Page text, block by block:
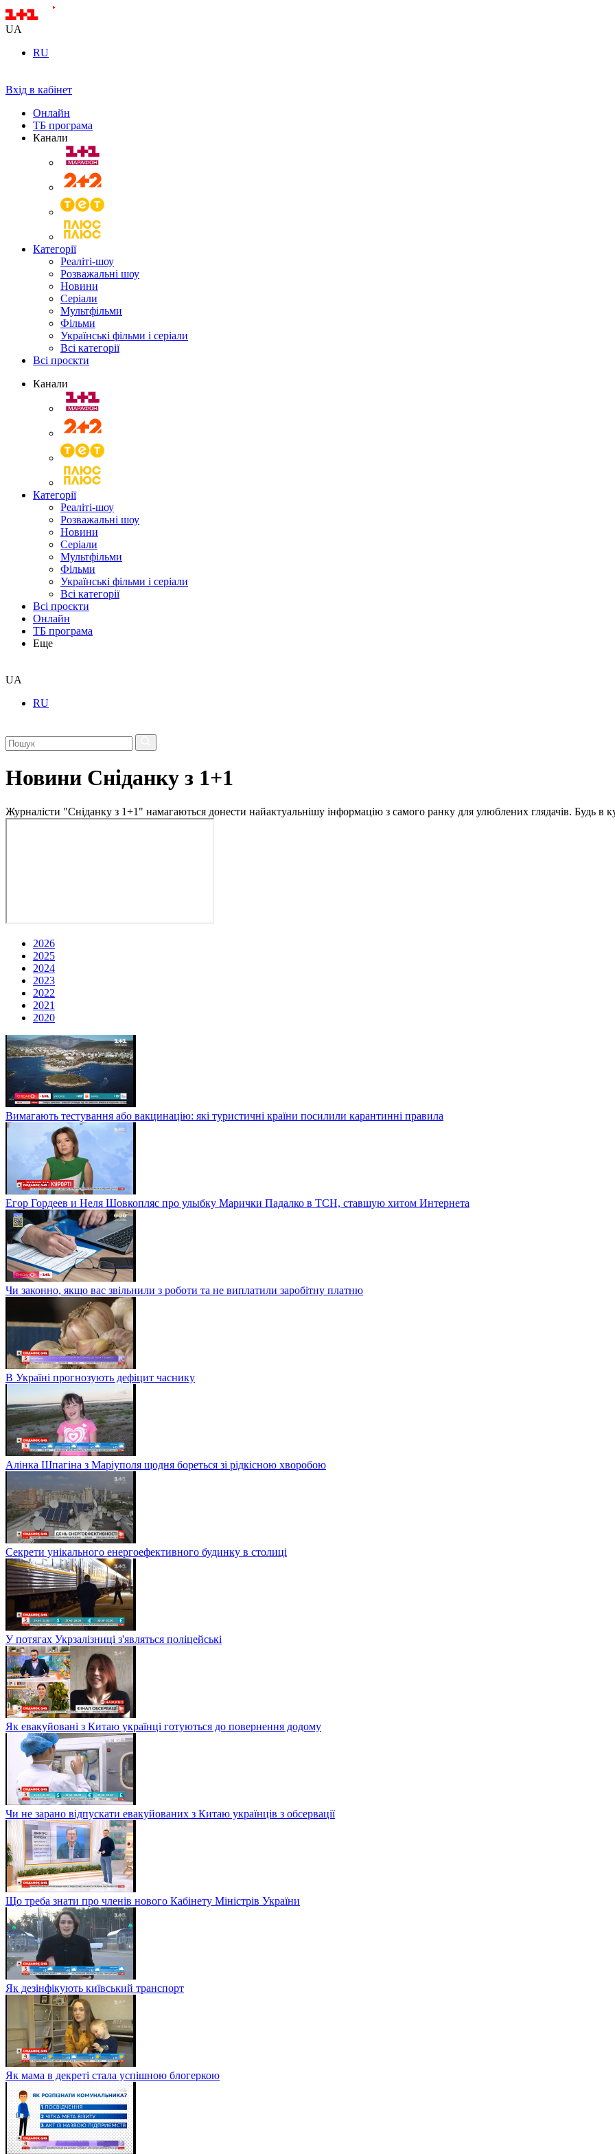
UA
RU
Вхід в кабінет
Онлайн
ТБ програма
Канали
Категорії
Реаліті-шоу
Розважальні шоу
Новини
Серіали
Мультфільми
Фільми
Українські фільми і серіали
Всі категорії
Всі проєкти
Канали
Категорії
Реаліті-шоу
Розважальні шоу
Новини
Серіали
Мультфільми
Фільми
Українські фільми і серіали
Всі категорії
Всі проєкти
Онлайн
ТБ програма
Еще
UA
RU
Новини Сніданку з 1+1
Журналісти "Сніданку з 1+1" намагаються донести найактуальнішу інформацію з самого ранку для улюблених глядачів. Будь в
2026
2025
2024
2023
2022
2021
2020
Вимагають тестування або вакцинацію: які туристичні країни посилили карантинні правила
Егор Гордеев и Неля Шовкопляс про улыбку Марички Падалко в ТСН, ставшую хитом Интернета
Чи законно, якщо вас звільнили з роботи та не виплатили заробітну платню
В Україні прогнозують дефіцит часнику
Алінка Шпагіна з Маріуполя щодня бореться зі рідкісною хворобою
Секрети унікального енергоефективного будинку в столиці
У потягах Укрзалізниці з'являться поліцейські
Як евакуйовані з Китаю українці готуються до повернення додому
Чи не зарано відпускати евакуйованих з Китаю українців з обсервації
Що треба знати про членів нового Кабінету Міністрів України
Як дезінфікують київський транспорт
Як мама в декреті стала успішною блогеркою